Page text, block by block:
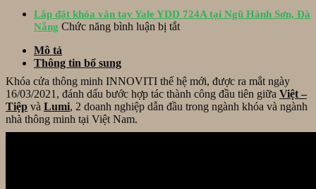
tại
tại
Tố
tại
khách
sạn
hệ
thống
5HBS
tại
Hội
Đà
Lắp đặt khóa vân tay Yale YDD 724A tại Ngũ Hành Sơn, Đà
Nẵng Chức năng bình luận bị tắtở
vân
tay
Yale
YDD
Mô tả
Thông tin bổ sung
Khóa cửa thông minh INNOVITI thế hệ mới, được ra mắt ngày
16/03/2021, đánh dấu bước hợp tác thành công đầu tiên giữa Việt –
Tiệp và Lumi, 2 doanh nghiệp dẫn đầu trong ngành khóa và ngành
nhà thông minh tại Việt Nam.